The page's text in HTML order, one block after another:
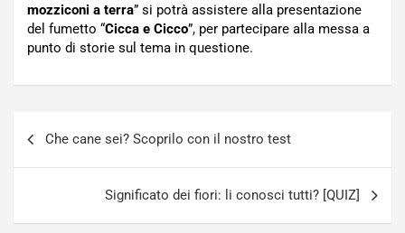
mozziconi a terra” si potrà assistere alla presentazione
del fumetto “Cicca e Cicco”, per partecipare alla messa a
punto di storie sul tema in questione.
Che cane sei? Scoprilo con il nostro test
Significato dei fiori: li conosci tutti? [QUIZ]